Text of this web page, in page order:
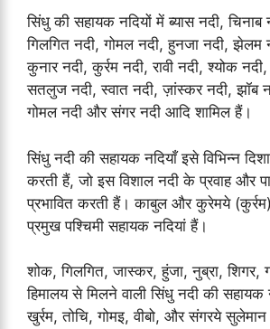
सिंधु की सहायक नदियों में ब्यास नदी, चिनाब
गिलगित नदी, गोमल नदी, हुनजा नदी, झेलम
कुनार नदी, कुर्रम नदी, रावी नदी, श्योक
सतलुज नदी, स्वात नदी, ज़ांस्कर नदी, झॉब
गोमल नदी और संगर नदी आदि शामिल हैं।
सिंधु नदी की सहायक नदियाँ इसे विभिन्न
करती हैं, जो इस विशाल नदी के प्रवाह और
प्रभावित करती हैं। काबुल और कुरेमये
प्रमुख पश्चिमी सहायक नदियां हैं।
शोक, गिलगित, जास्कर, हुंजा, नुब्रा, शिगर,
हिमालय से मिलने वाली सिंधु नदी की सहायक
खुर्रम, तोचि, गोमइ, वीबो, और संगरये सुलेमान